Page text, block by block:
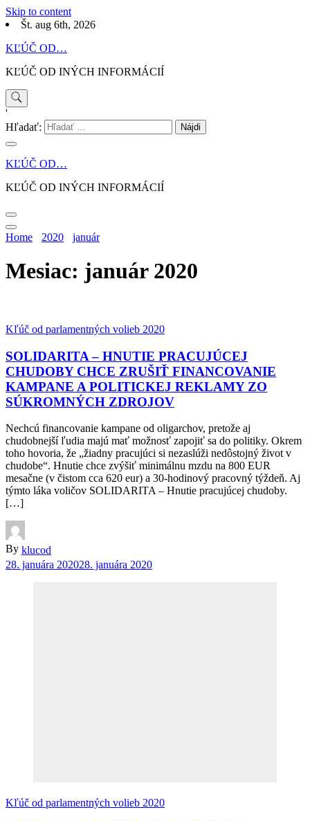
Skip to content
Št. aug 6th, 2026
KĽÚČ OD…
KĽÚČ OD INÝCH INFORMÁCIÍ
'
Hľadať:
KĽÚČ OD…
KĽÚČ OD INÝCH INFORMÁCIÍ
Home 2020 január
Mesiac: január 2020
Kľúč od parlamentných volieb 2020
SOLIDARITA – HNUTIE PRACUJÚCEJ
CHUDOBY CHCE ZRUŠIŤ FINANCOVANIE
KAMPANE A POLITICKEJ REKLAMY ZO
SÚKROMNÝCH ZDROJOV
Nechcú financovanie kampane od oligarchov, pretože aj
chudobnejší ľudia majú mať možnosť zapojiť sa do politiky. Okrem
toho hovoria, že „žiadny pracujúci si nezaslúži nedôstojný život v
chudobe“. Hnutie chce zvýšiť minimálnu mzdu na 800 EUR
mesačne (v čistom cca 620 eur) a 30-hodinový pracovný týždeň. Aj
týmto láka voličov SOLIDARITA – Hnutie pracujúcej chudoby.
[…]
By klucod
28. januára 202028. januára 2020
Kľúč od parlamentných volieb 2020